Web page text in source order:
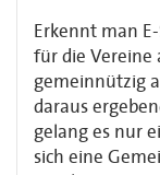
Erkennt man
für die Vereine
gemeinnützig
daraus
gelang es nur
sich eine